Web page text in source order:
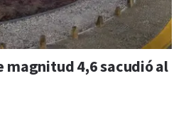
magnitud 4,6 sacudió al